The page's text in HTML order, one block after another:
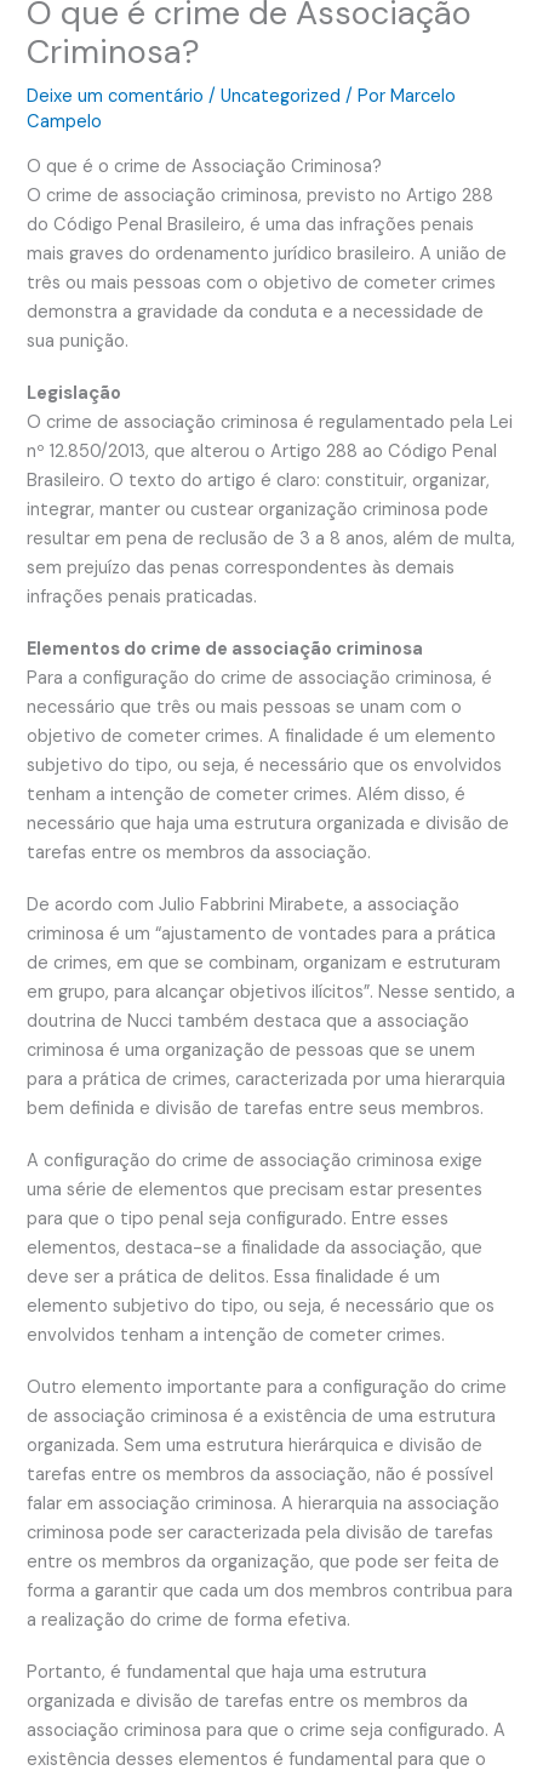
O que é crime de Associação
Criminosa?
Deixe um comentário /Uncategorized / PorMarcelo
Campelo
O que é o crime de Associação Criminosa?
O crime de associação criminosa, previsto no Artigo 288
do Código Penal Brasileiro, é uma das infrações penais
mais graves do ordenamento jurídico brasileiro. A união de
três ou mais pessoas com o objetivo de cometer crimes
demonstra a gravidade da conduta e a necessidade de
sua punição.
Legislação
O crime de associação criminosa é regulamentado pela Lei
nº 12.850/2013, que alterou o Artigo 288 ao Código Penal
Brasileiro. O texto do artigo é claro: constituir, organizar,
integrar, manter ou custear organização criminosa pode
resultar em pena de reclusão de 3 a 8 anos, além de multa,
sem prejuízo das penas correspondentes às demais
infrações penais praticadas.
Elementos do crime de associação criminosa
Para a configuração do crime de associação criminosa, é
necessário que três ou mais pessoas se unam com o
objetivo de cometer crimes. A finalidade é um elemento
subjetivo do tipo, ou seja, é necessário que os envolvidos
tenham a intenção de cometer crimes. Além disso, é
necessário que haja uma estrutura organizada e divisão de
tarefas entre os membros da associação.
De acordo com Julio Fabbrini Mirabete, a associação
criminosa é um “ajustamento de vontades para a prática
de crimes, em que se combinam, organizam e estruturam
em grupo, para alcançar objetivos ilícitos”. Nesse sentido, a
doutrina de Nucci também destaca que a associação
criminosa é uma organização de pessoas que se unem
para a prática de crimes, caracterizada por uma hierarquia
bem definida e divisão de tarefas entre seus membros.
A configuração do crime de associação criminosa exige
uma série de elementos que precisam estar presentes
para que o tipo penal seja configurado. Entre esses
elementos, destaca-se a finalidade da associação, que
deve ser a prática de delitos. Essa finalidade é um
elemento subjetivo do tipo, ou seja, é necessário que os
envolvidos tenham a intenção de cometer crimes.
Outro elemento importante para a configuração do crime
de associação criminosa é a existência de uma estrutura
organizada. Sem uma estrutura hierárquica e divisão de
tarefas entre os membros da associação, não é possível
falar em associação criminosa. A hierarquia na associação
criminosa pode ser caracterizada pela divisão de tarefas
entre os membros da organização, que pode ser feita de
forma a garantir que cada um dos membros contribua para
a realização do crime de forma efetiva.
Portanto, é fundamental que haja uma estrutura
organizada e divisão de tarefas entre os membros da
associação criminosa para que o crime seja configurado. A
existência desses elementos é fundamental para que o